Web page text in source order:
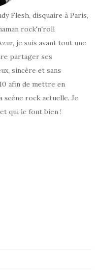
Flesh, disquaire à Paris,
rock'n'roll
je suis avant tout une
partager ses
sincère et sans
afin de mettre en
scène rock actuelle. Je
qui le font bien !